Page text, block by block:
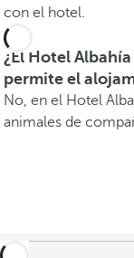
con el hotel.
¿El Hotel
permite el
No, en el Hotel
animales de